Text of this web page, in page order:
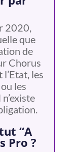
2020,
que
de
Chorus
les
les
“A
Pro ?